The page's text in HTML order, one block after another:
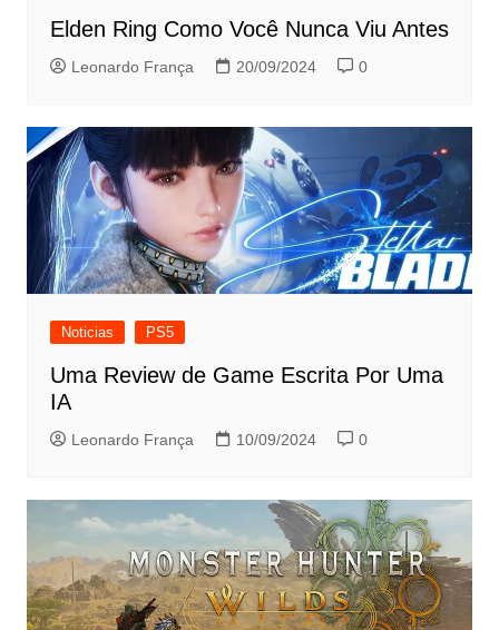
Elden Ring Como Você Nunca Viu Antes
Leonardo França 20/09/2024 0
Noticias PS5
Uma Review de Game Escrita Por Uma
IA
Leonardo França 10/09/2024 0